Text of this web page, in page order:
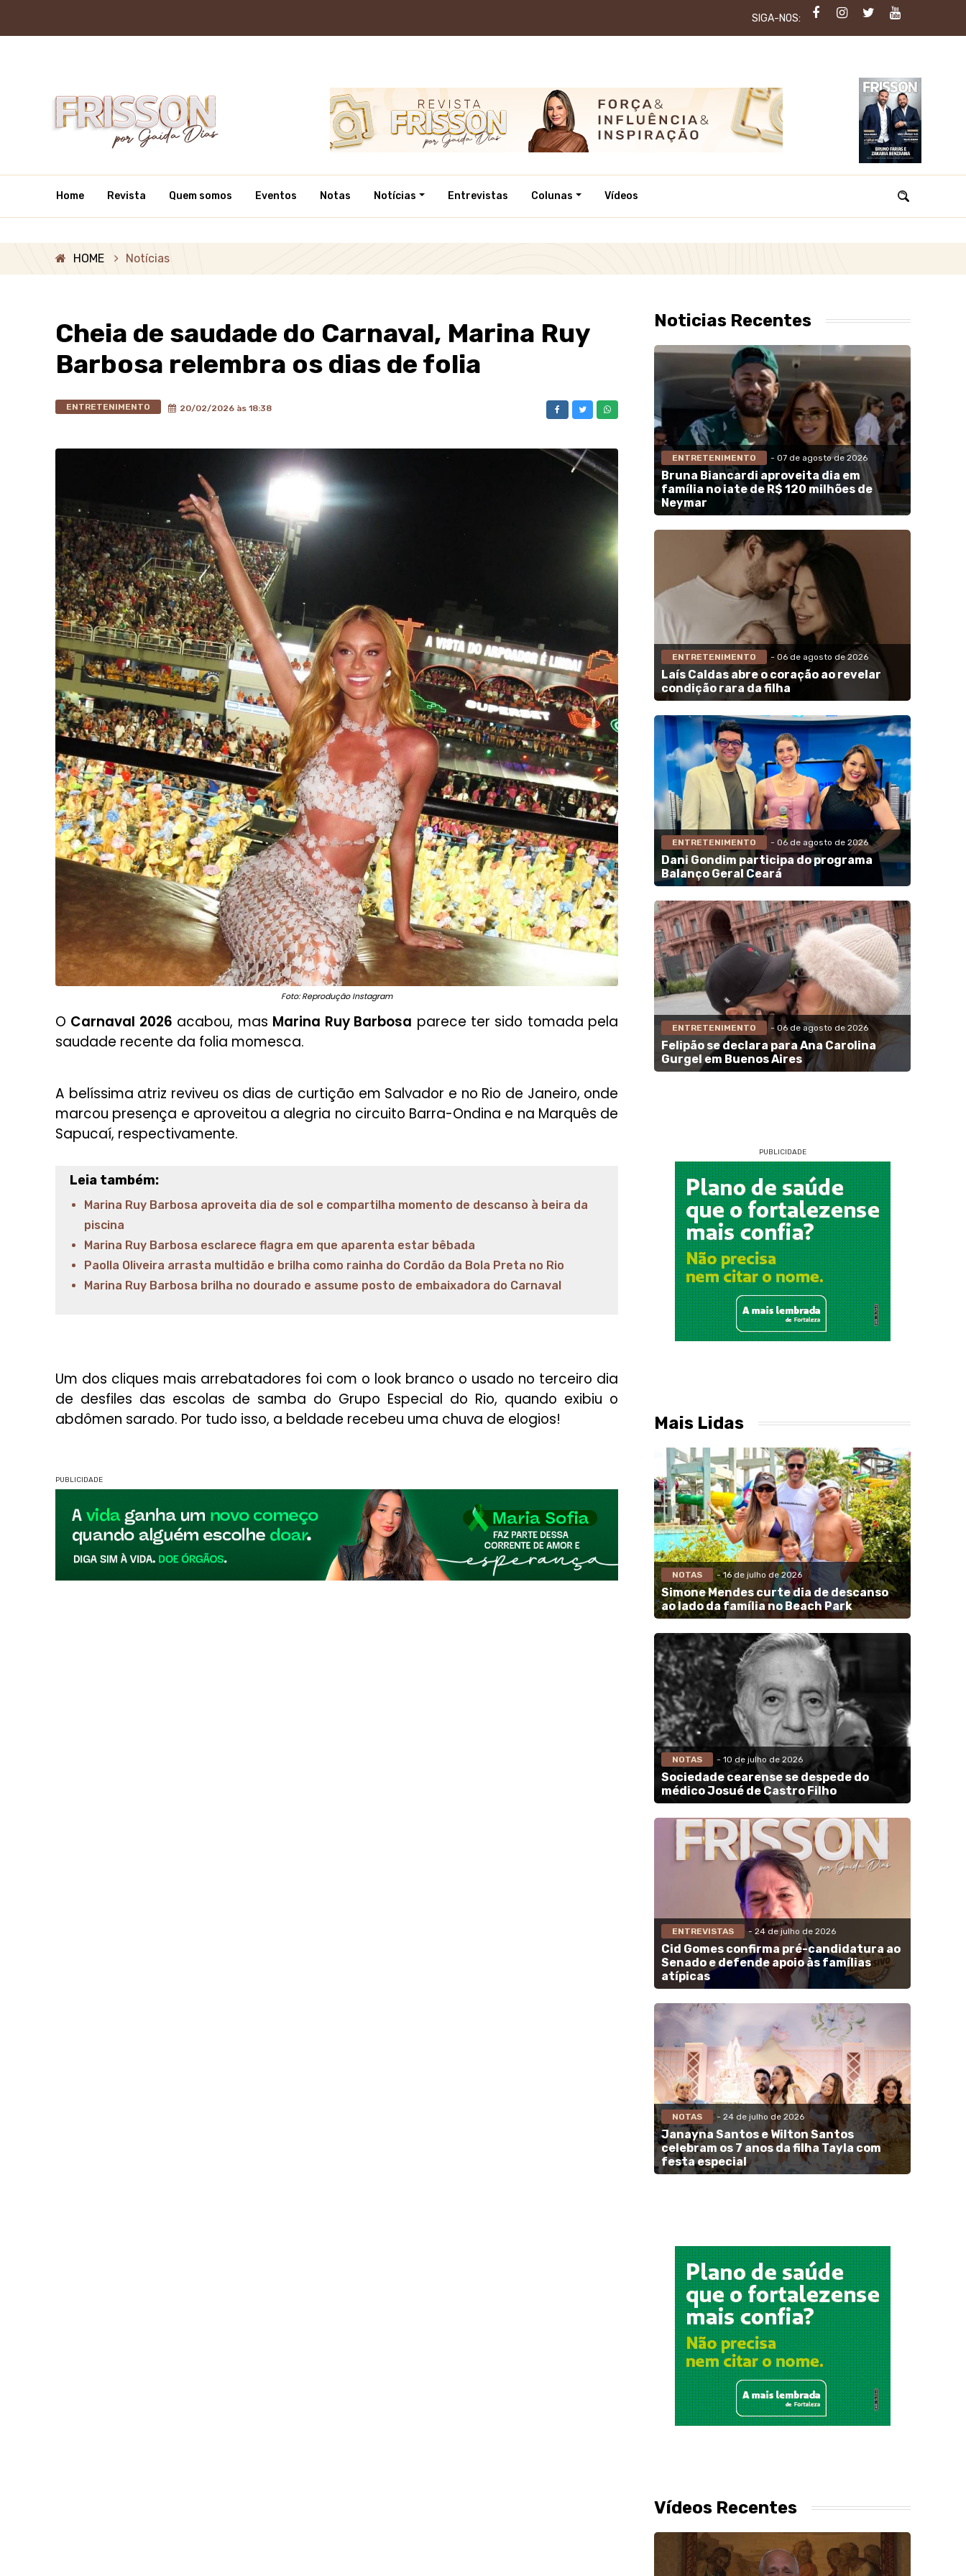
SIGA-NOS:
Home Revista Quem somos Eventos Notas Notícias Entrevistas Colunas Vídeos
HOME Notícias
Cheia de saudade do Carnaval, Marina Ruy
Barbosa relembra os dias de folia
ENTRETENIMENTO 20/02/2026 às 18:38
Foto: Reprodução Instagram
O Carnaval 2026 acabou, mas Marina Ruy Barbosa parece ter sido tomada pela
saudade recente da folia momesca.
A belíssima atriz reviveu os dias de curtição em Salvador e no Rio de Janeiro, onde
marcou presença e aproveitou a alegria no circuito Barra-Ondina e na Marquês de
Sapucaí, respectivamente.
Leia também:
Marina Ruy Barbosa aproveita dia de sol e compartilha momento de descanso à beira da
piscina
Marina Ruy Barbosa esclarece flagra em que aparenta estar bêbada
Paolla Oliveira arrasta multidão e brilha como rainha do Cordão da Bola Preta no Rio
Marina Ruy Barbosa brilha no dourado e assume posto de embaixadora do Carnaval
Um dos cliques mais arrebatadores foi com o look branco o usado no terceiro dia
de desfiles das escolas de samba do Grupo Especial do Rio, quando exibiu o
abdômen sarado. Por tudo isso, a beldade recebeu uma chuva de elogios!
PUBLICIDADE
Noticias Recentes
ENTRETENIMENTO - 07 de agosto de 2026
Bruna Biancardi aproveita dia em
família no iate de R$ 120 milhões de
Neymar
ENTRETENIMENTO - 06 de agosto de 2026
Laís Caldas abre o coração ao revelar
condição rara da filha
ENTRETENIMENTO - 06 de agosto de 2026
Dani Gondim participa do programa
Balanço Geral Ceará
ENTRETENIMENTO - 06 de agosto de 2026
Felipão se declara para Ana Carolina
Gurgel em Buenos Aires
PUBLICIDADE
Mais Lidas
NOTAS - 16 de julho de 2026
Simone Mendes curte dia de descanso
ao lado da família no Beach Park
NOTAS - 10 de julho de 2026
Sociedade cearense se despede do
médico Josué de Castro Filho
ENTREVISTAS - 24 de julho de 2026
Cid Gomes confirma pré-candidatura ao
Senado e defende apoio às famílias
atípicas
NOTAS - 24 de julho de 2026
Janayna Santos e Wilton Santos
celebram os 7 anos da filha Tayla com
festa especial
Vídeos Recentes